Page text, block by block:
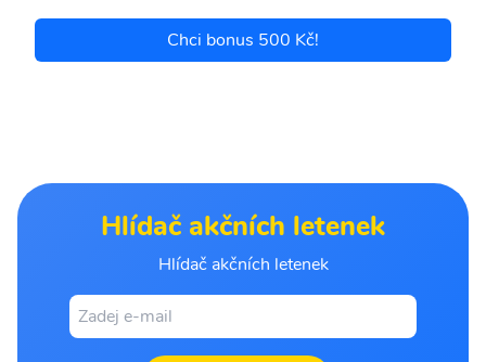
Chci bonus 500 Kč!
Hlídač akčních letenek
Hlídač akčních letenek